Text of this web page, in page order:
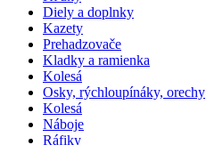
Diely a doplnky
Kazety
Prehadzovače
Kladky a ramienka
Kolesá
Osky, rýchloupínáky, orechy
Kolesá
Náboje
Ráfiky